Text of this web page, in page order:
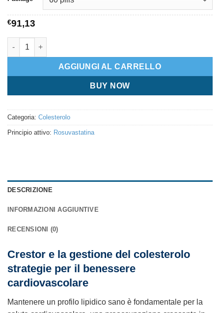
€91,13
Crestor quantità
AGGIUNGI AL CARRELLO
BUY NOW
Categoria: Colesterolo
Principio attivo: Rosuvastatina
DESCRIZIONE
INFORMAZIONI AGGIUNTIVE
RECENSIONI (0)
Crestor e la gestione del colesterolo
strategie per il benessere
cardiovascolare
Mantenere un profilo lipidico sano è fondamentale per la